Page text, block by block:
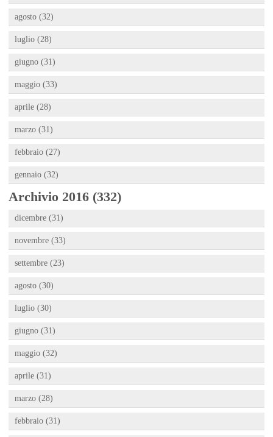
agosto (32)
luglio (28)
giugno (31)
maggio (33)
aprile (28)
marzo (31)
febbraio (27)
gennaio (32)
Archivio 2016 (332)
dicembre (31)
novembre (33)
settembre (23)
agosto (30)
luglio (30)
giugno (31)
maggio (32)
aprile (31)
marzo (28)
febbraio (31)